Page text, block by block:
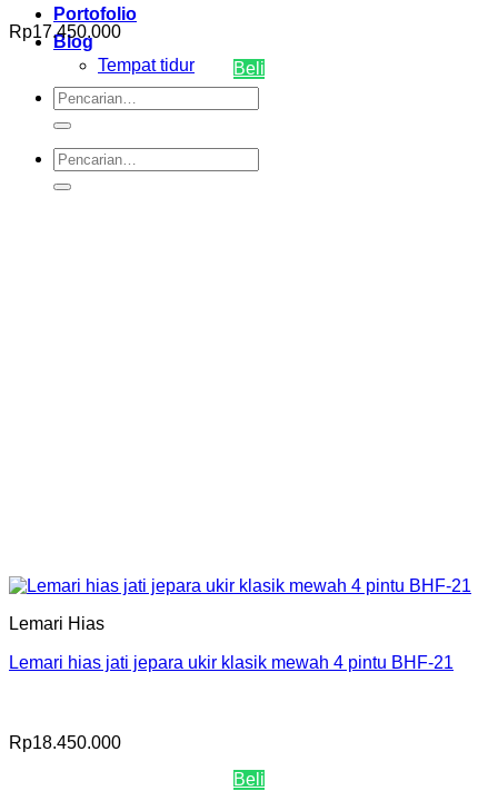
Portofolio
Blog
Tempat tidur
Pencarian
untuk:
Pencarian
untuk:
Rp17.450.000
Beli
Lemari Hias
Lemari hias jati jepara ukir klasik mewah 4 pintu BHF-21
Rp18.450.000
Beli